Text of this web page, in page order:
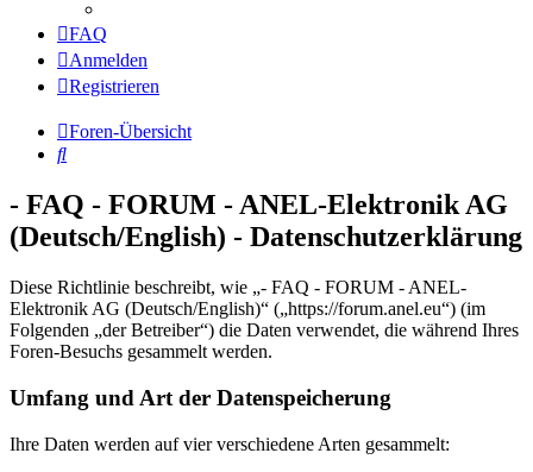
FAQ
Anmelden
Registrieren
Foren-Übersicht
Suche
- FAQ - FORUM - ANEL-Elektronik AG
(Deutsch/English) - Datenschutzerklärung
Diese Richtlinie beschreibt, wie „- FAQ - FORUM - ANEL-
Elektronik AG (Deutsch/English)“ („https://forum.anel.eu“) (im
Folgenden „der Betreiber“) die Daten verwendet, die während Ihres
Foren-Besuchs gesammelt werden.
Umfang und Art der Datenspeicherung
Ihre Daten werden auf vier verschiedene Arten gesammelt: